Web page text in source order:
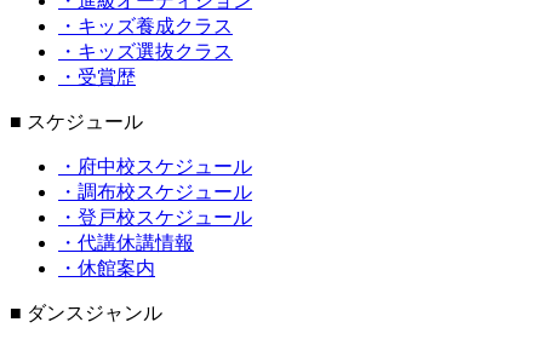
・キッズ養成クラス
・キッズ選抜クラス
・受賞歴
■ スケジュール
・府中校スケジュール
・調布校スケジュール
・登戸校スケジュール
・代講休講情報
・休館案内
■ ダンスジャンル